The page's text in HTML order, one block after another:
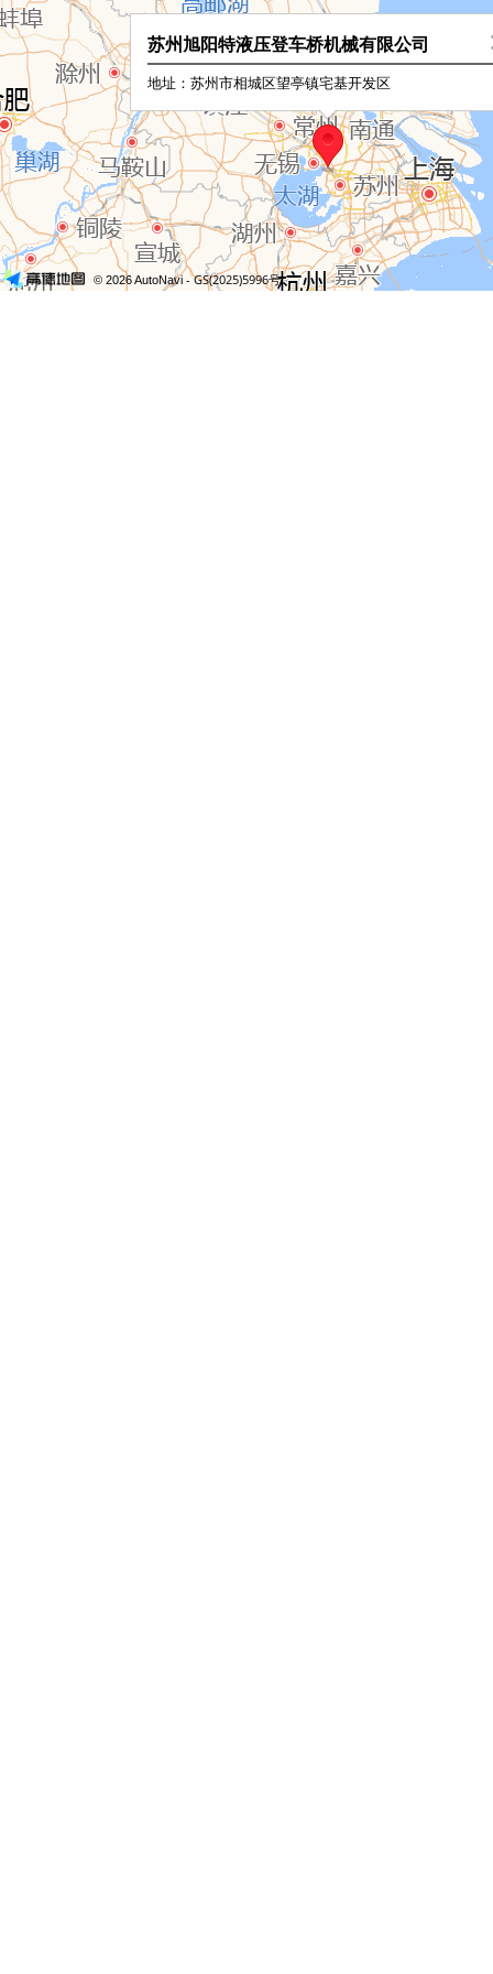
苏州旭阳特液压登车桥机械有限公司
地址：苏州市相城区望亭镇宅基开发区
© 2026 AutoNavi - GS(2025)5996号